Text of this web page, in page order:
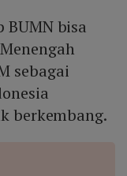
BUMN bisa
sebagai
berkembang.